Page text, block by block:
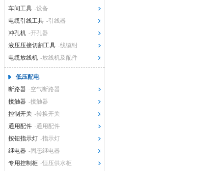
车间工具 -设备
电缆引线工具 -引线器
冲孔机 -开孔器
液压压接切割工具 -线缆钳
电缆放线机 -放线机及配件
低压配电
断路器 -空气断路器
接触器 -接触器
控制开关 -转换开关
通用配件 -通用配件
按钮指示灯 -指示灯
继电器 -固态继电器
专用控制柜 -恒压供水柜